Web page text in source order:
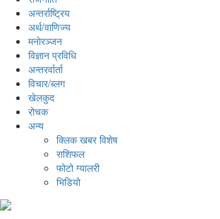
अन्तर्राष्ट्रिय
अर्थ/वाणिज्य
मनाेरञ्जन
विज्ञान प्रविधि
अन्तरर्वार्ता
विचार/ब्लग
खेलकुद
रोचक
अन्य
क्लिक खबर विशेष
राशिफल
फोटो ग्यालरी
भिडियो